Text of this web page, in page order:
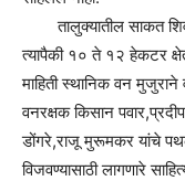
तालुक्यातील साकत
त्यापैकी १० ते १२ हेकटर
माहिती स्थानिक वन
वनरक्षक किसान
डोंगरे,राजू मुरूमकर यांचे
विजवण्यासाठी लागणारे